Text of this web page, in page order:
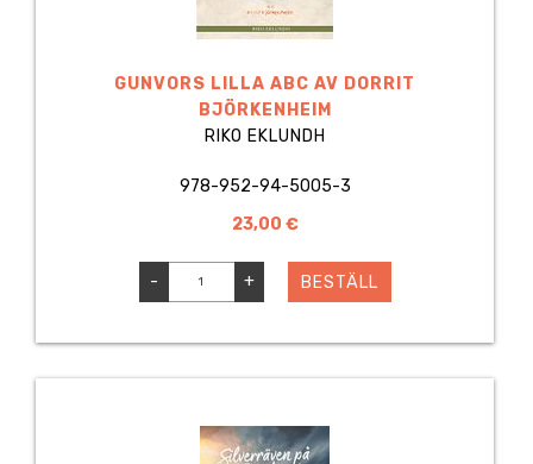
GUNVORS LILLA ABC AV DORRIT
BJÖRKENHEIM
RIKO EKLUNDH
978-952-94-5005-3
23,00 €
- + BESTÄLL